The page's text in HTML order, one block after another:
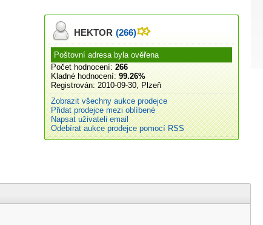
HEKTOR (266)
Poštovní adresa byla ověřena
Počet hodnocení: 266
Kladné hodnocení: 99.26%
Registrován: 2010-09-30, Plzeň
Zobrazit všechny aukce prodejce
Přidat prodejce mezi oblíbené
Napsat uživateli email
Odebírat aukce prodejce pomocí RSS